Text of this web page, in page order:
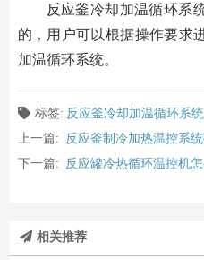
反应釜冷却加温循环系
的，用户可以根据操作要求
加温循环系统。
标签: 反应釜冷却加温循环系统
上一篇:
反应釜制冷加热温控系
下一篇:
反应罐冷热循环温控机
相关推荐